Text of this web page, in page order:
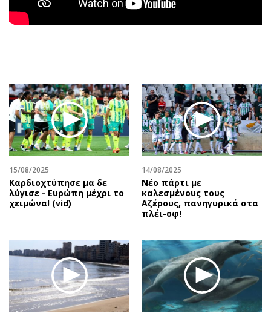
Αθλητισμός
Κύπρος
Κληρώσεις Allwyn
Οικονομική
Οικονομία
Real Estate
Επιχειρήσεις
Αγορές
Money Review
AstroBank Properties
Ενέργεια
Ναυτιλία
Περιβάλλον
Ελλάδα
Κόσμος
Geek
Νέα
Αυτοκίνηση
Αφιερώματα
Πολιτική
Οικονομία
Γενικά
Αναδρομές
Πρόσωπα
Περιβάλλον
Good Life
Γυναίκα
Showbiz
Ταξίδια
Συνταγές
Έξοδος
15/08/2025
Καρδιοχτύπησε μα δε
λύγισε - Ευρώπη μέχρι το
χειμώνα! (vid)
14/08/2025
Νέο πάρτι με
καλεσμένους τους
Αζέρους, πανηγυρικά στα
πλέι-οφ!